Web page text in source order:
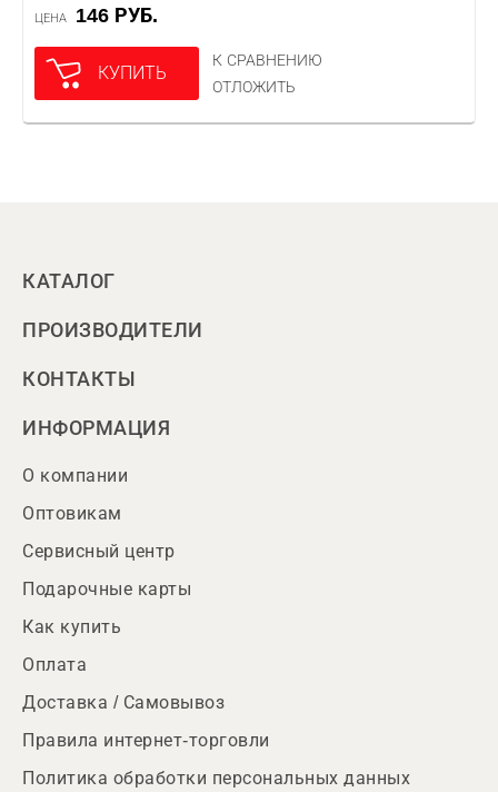
ЦЕНА 146 РУБ.
КУПИТЬ
К СРАВНЕНИЮ
ОТЛОЖИТЬ
КАТАЛОГ
ПРОИЗВОДИТЕЛИ
КОНТАКТЫ
ИНФОРМАЦИЯ
О компании
Оптовикам
Сервисный центр
Подарочные карты
Как купить
Оплата
Доставка / Самовывоз
Правила интернет-торговли
Политика обработки персональных данных